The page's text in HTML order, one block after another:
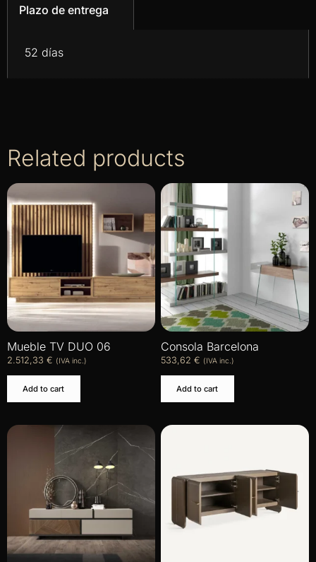
Plazo de entrega
52 días
Related products
Mueble TV DUO 06
2.512,33 € (IVA inc.)
Add to cart
Consola Barcelona
533,62 € (IVA inc.)
Add to cart